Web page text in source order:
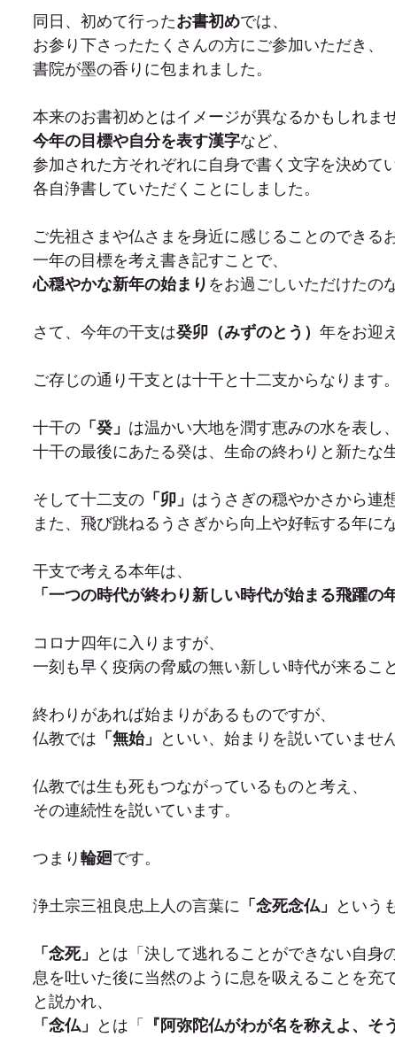
同日、初めて行ったお書初めでは、
お参り下さったたくさんの方にご参加いただき、
書院が墨の香りに包まれました。
本来のお書初めとはイメージが異なるかもしれませ
今年の目標や自分を表す漢字など、
参加された方それぞれに自身で書く文字を決めて
各自浄書していただくことにしました。
ご先祖さまや仏さまを身近に感じることのできる
一年の目標を考え書き記すことで、
心穏やかな新年の始まり をお過ごしいただけたの
さて、今年の干支は癸卯（みずのとう） 年をお迎
ご存じの通り干支とは十干と十二支からなります。
十干の 「癸」 は温かい大地を潤す恵みの水を表し、
十干の最後にあたる癸は、生命の終わりと新たな
そして十二支の 「卯」 はうさぎの穏やかさから連
また、飛び跳ねるうさぎから向上や好転する年に
干支で考える本年は、
「一つの時代が終わり新しい時代が始まる飛躍の
コロナ四年に入りますが、
一刻も早く疫病の脅威の無い新しい時代が来るこ
終わりがあれば始まりがあるものですが、
仏教では 「無始」 といい、始まりを説いていません
仏教では生も死もつながっているものと考え、
その連続性を説いています。
つまり輪廻です。
浄土宗三祖良忠上人の言葉に 「念死念仏」 という
「念死」 とは「決して逃れることができない自身
息を吐いた後に当然のように息を吸えることを充
と説かれ、
「念仏」 とは「 『阿弥陀仏がわが名を称えよ、